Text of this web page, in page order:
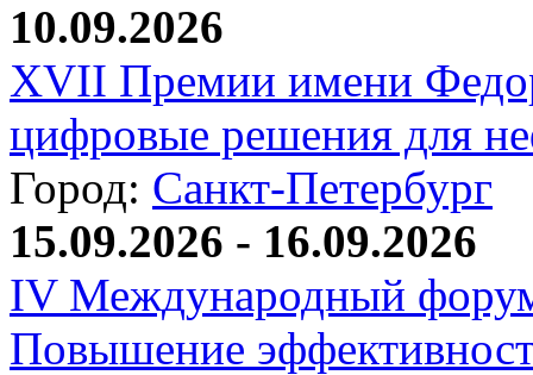
10.09.2026
XVII Премии имени
цифровые решения для
Город: Санкт-Петербург
15.09.2026 - 16.09.2026
IV Международный
Повышение